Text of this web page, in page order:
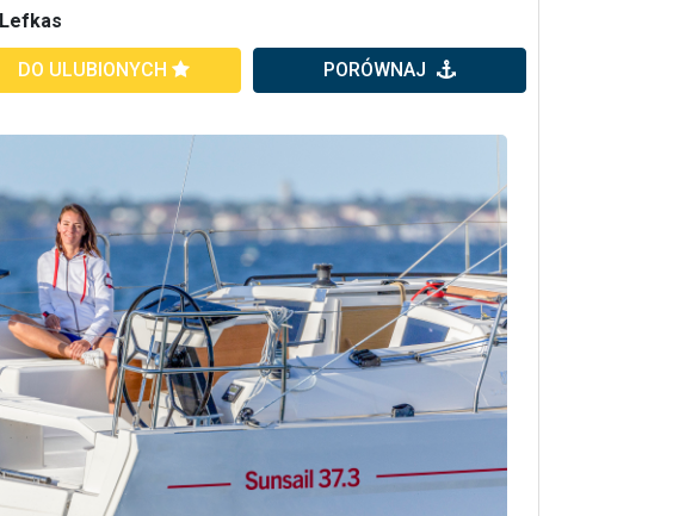
DO ULUBIONYCH PORÓWNAJ